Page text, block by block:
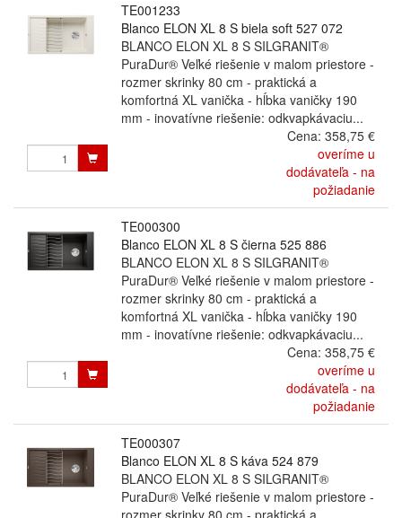
TE001233
Blanco ELON XL 8 S biela soft 527 072
BLANCO ELON XL 8 S SILGRANIT®
PuraDur® Veľké riešenie v malom priestore -
rozmer skrinky 80 cm - praktická a
komfortná XL vanička - hĺbka vaničky 190
mm - inovatívne riešenie: odkvapkávaciu...
Cena: 358,75 €
overíme u
dodávateľa - na
požiadanie
TE000300
Blanco ELON XL 8 S čierna 525 886
BLANCO ELON XL 8 S SILGRANIT®
PuraDur® Veľké riešenie v malom priestore -
rozmer skrinky 80 cm - praktická a
komfortná XL vanička - hĺbka vaničky 190
mm - inovatívne riešenie: odkvapkávaciu...
Cena: 358,75 €
overíme u
dodávateľa - na
požiadanie
TE000307
Blanco ELON XL 8 S káva 524 879
BLANCO ELON XL 8 S SILGRANIT®
PuraDur® Veľké riešenie v malom priestore -
rozmer skrinky 80 cm - praktická a